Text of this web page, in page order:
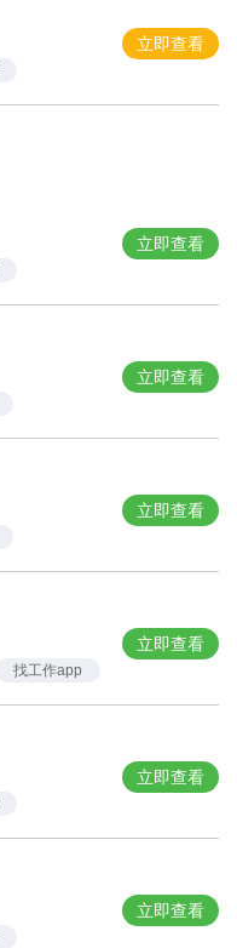
立即查看
立即查看
立即查看
立即查看
找工作app
立即查看
立即查看
立即查看